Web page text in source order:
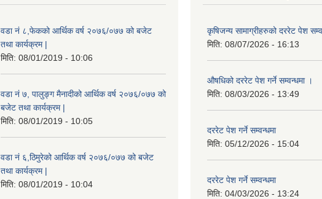
वडा नं ८,फेकको आर्थिक वर्ष २०७६/०७७ को बजेट
तथा कार्यक्रम |
मिति: 08/01/2019 - 10:06
वडा नं ७, पालुङ्ग मैनादीको आर्थिक वर्ष २०७६/०७७ को
बजेट तथा कार्यक्रम |
मिति: 08/01/2019 - 10:05
वडा नं ६,ठिमुरेको आर्थिक वर्ष २०७६/०७७ को बजेट
तथा कार्यक्रम |
मिति: 08/01/2019 - 10:04
कृषिजन्य सामाग्रीहरुको दररेट पेश
मिति: 08/07/2026 - 16:13
औषधिको दररेट पेश गर्ने सम्वन्धमा ।
मिति: 08/03/2026 - 13:49
दररेट पेश गर्ने सम्वन्धमा
मिति: 05/12/2026 - 15:04
दररेट पेश गर्ने सम्वन्धमा
मिति: 04/03/2026 - 13:24